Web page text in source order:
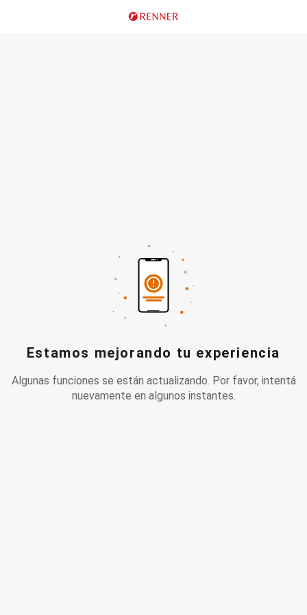
Estamos mejorando tu experiencia
Algunas funciones se están actualizando. Por favor, intentá
nuevamente en algunos instantes.